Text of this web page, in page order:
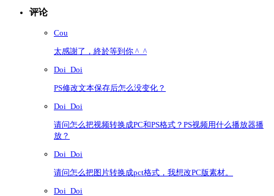
评论
Cou
太感謝了，終於等到你 ^_^
Doi_Doi
PS修改文本保存后怎么没变化？
Doi_Doi
请问怎么把视频转换成PC和PS格式？PS视频用什么播放器播
放？
Doi_Doi
请问怎么把图片转换成pct格式，我想改PC版素材。
Doi_Doi